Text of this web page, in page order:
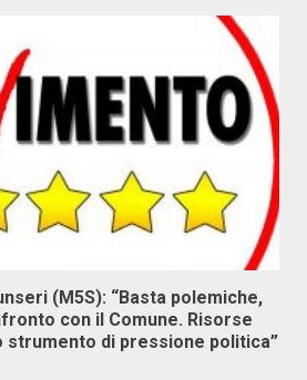
(M5S): “Basta polemiche,
con il Comune. Risorse
strumento di pressione politica”